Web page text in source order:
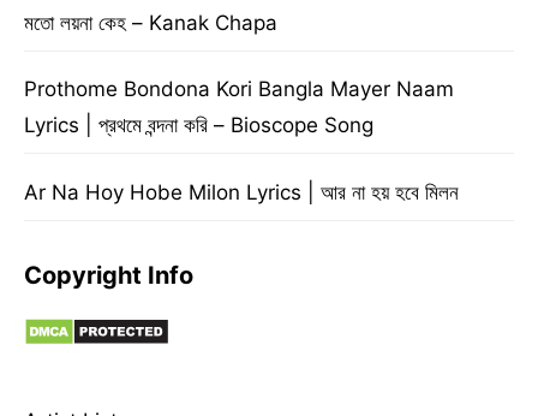
মতো লয়না কেহ – Kanak Chapa
Prothome Bondona Kori Bangla Mayer Naam
Lyrics | প্রথমে বন্দনা করি – Bioscope Song
Ar Na Hoy Hobe Milon Lyrics | আর না হয় হবে মিলন
Copyright Info